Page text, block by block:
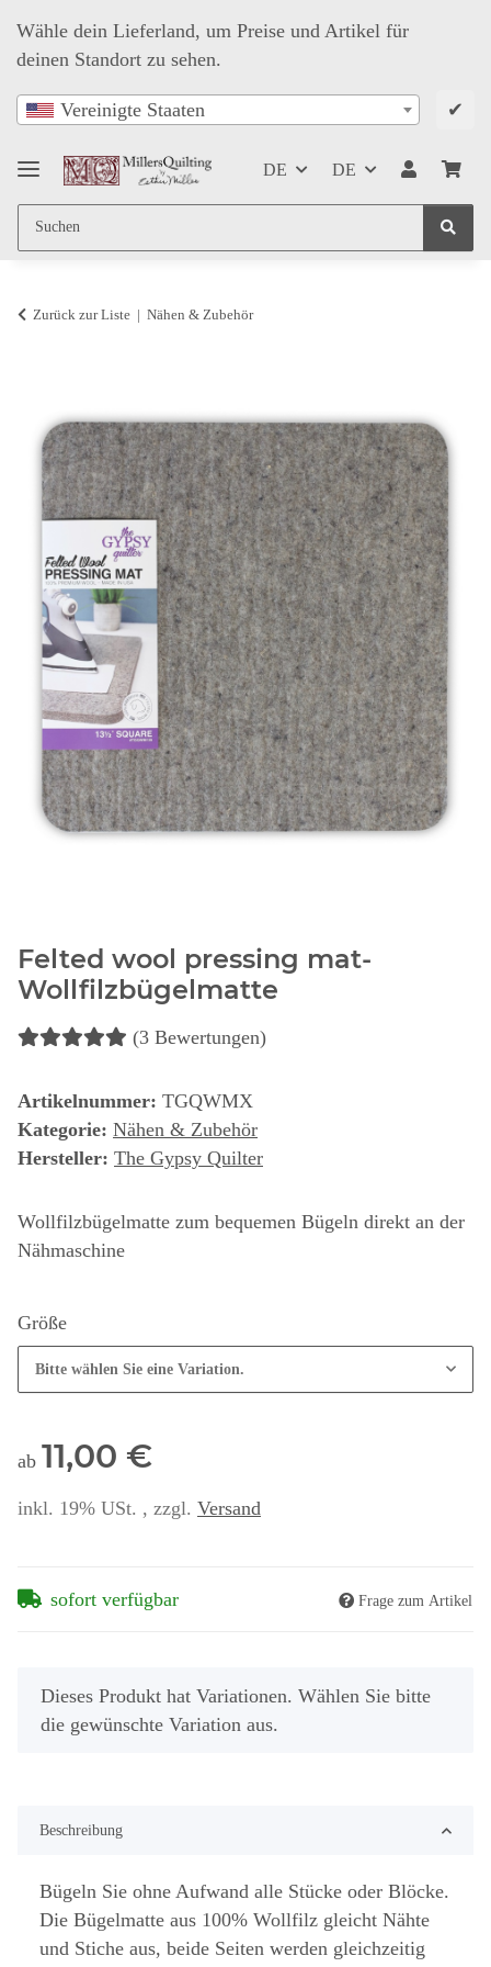
Wähle dein Lieferland, um Preise und Artikel für
deinen Standort zu sehen.
Vereinigte Staaten ✔
DE DE
Zurück zur Liste Nähen & Zubehör
Felted wool pressing mat-
Wollfilzbügelmatte
(3 Bewertungen)
Artikelnummer: TGQWMX
Kategorie: Nähen & Zubehör
Hersteller: The Gypsy Quilter
Wollfilzbügelmatte zum bequemen Bügeln direkt an der
Nähmaschine
Größe
Bitte wählen Sie eine Variation.
ab 11,00 €
inkl. 19% USt. , zzgl. Versand
sofort verfügbar Frage zum Artikel
x
Dieses Produkt hat Variationen. Wählen Sie bitte
die gewünschte Variation aus.
Beschreibung
Bügeln Sie ohne Aufwand alle Stücke oder Blöcke.
Die Bügelmatte aus 100% Wollfilz gleicht Nähte
und Stiche aus, beide Seiten werden gleichzeitig